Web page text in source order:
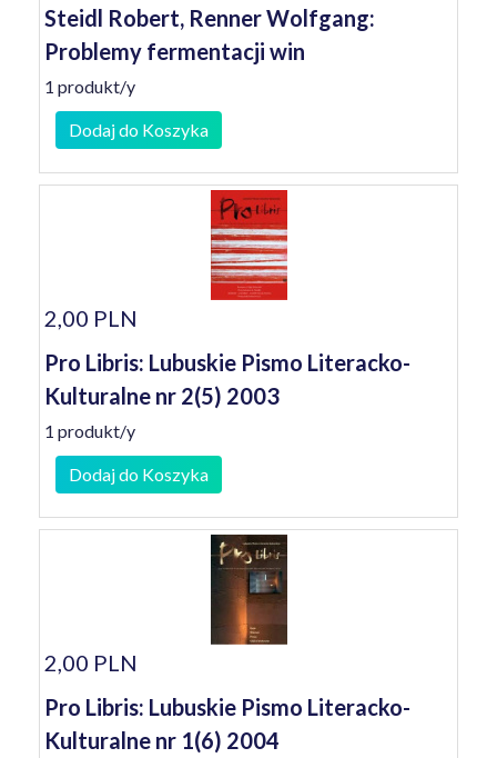
Steidl Robert, Renner Wolfgang:
Problemy fermentacji win
1 produkt/y
Dodaj do Koszyka
2,00 PLN
Pro Libris: Lubuskie Pismo Literacko-
Kulturalne nr 2(5) 2003
1 produkt/y
Dodaj do Koszyka
2,00 PLN
Pro Libris: Lubuskie Pismo Literacko-
Kulturalne nr 1(6) 2004